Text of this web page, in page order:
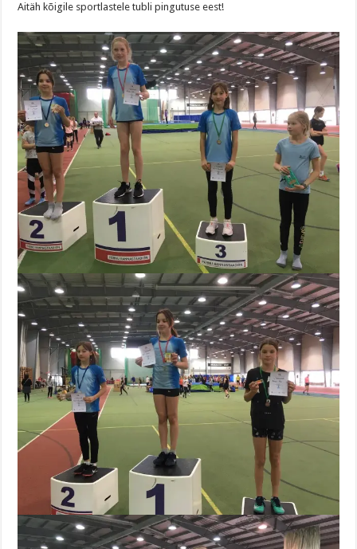
Aitäh kõigile sportlastele tubli pingutuse eest!